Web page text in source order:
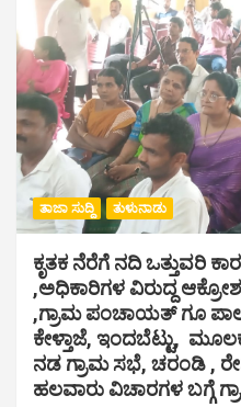
ತಾಜಾ ಸುದ್ದಿ ತುಳುನಾಡು
ಕೃತಕ ನೆರೆಗೆ ನದಿ ಒತ್ತುವರಿ
,ಅಧಿಕಾರಿಗಳ ವಿರುದ್ದ
,ಗ್ರಾಮ ಪಂಚಾಯತ್ ಗೂ
ಕೇಳ್ತಾಜೆ, ಇಂದಬೆಟ್ಟು,
ನಡ ಗ್ರಾಮ ಸಭೆ, ಚರಂಡಿ ,
ಹಲವಾರು ವಿಚಾರಗಳ ಬಗ್ಗೆ